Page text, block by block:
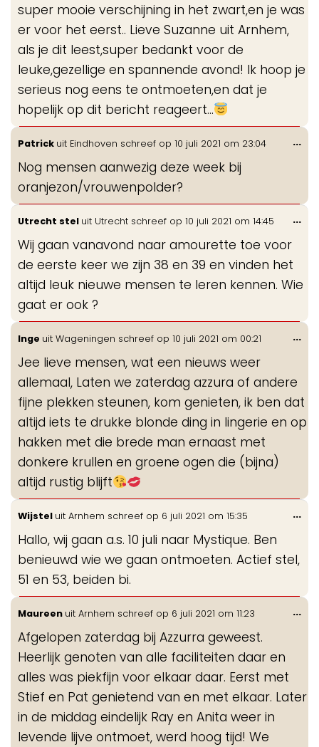
super mooie verschijning in het zwart,en je was
er voor het eerst.. Lieve Suzanne uit Arnhem,
als je dit leest,super bedankt voor de
leuke,gezellige en spannende avond! Ik hoop je
serieus nog eens te ontmoeten,en dat je
hopelijk op dit bericht reageert...
Patrick uit Eindhoven schreef op 10 juli 2021 om 23:04
Nog mensen aanwezig deze week bij
oranjezon/vrouwenpolder?
...
Utrecht stel uit Utrecht schreef op 10 juli 2021 om 14:45
Wij gaan vanavond naar amourette toe voor
de eerste keer we zijn 38 en 39 en vinden het
altijd leuk nieuwe mensen te leren kennen. Wie
gaat er ook ?
...
Inge uit Wageningen schreef op 10 juli 2021 om 00:21
Jee lieve mensen, wat een nieuws weer
allemaal, Laten we zaterdag azzura of andere
fijne plekken steunen, kom genieten, ik ben dat
altijd iets te drukke blonde ding in lingerie en op
hakken met die brede man ernaast met
donkere krullen en groene ogen die (bijna)
altijd rustig blijft
...
Wijstel uit Arnhem schreef op 6 juli 2021 om 15:35
Hallo, wij gaan a.s. 10 juli naar Mystique. Ben
benieuwd wie we gaan ontmoeten. Actief stel,
51 en 53, beiden bi.
...
Maureen uit Arnhem schreef op 6 juli 2021 om 11:23
Afgelopen zaterdag bij Azzurra geweest.
Heerlijk genoten van alle faciliteiten daar en
alles was piekfijn voor elkaar daar. Eerst met
Stief en Pat genietend van en met elkaar. Later
in de middag eindelijk Ray en Anita weer in
levende lijve ontmoet, werd hoog tijd! We
...